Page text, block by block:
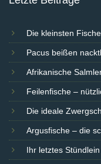
Die kleinsten
Pacus beißen
Afrikanische
Feilenfische –
Die ideale
Argusfische – die
Ihr letztes